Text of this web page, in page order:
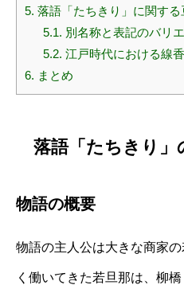
5. 落語「たちきり」に関する
5.1. 別名称と表記のバリ
5.2. 江戸時代における線
6. まとめ
落語「たちきり
物語の概要
物語の主人公は大きな商家
く働いてきた若旦那は、柳